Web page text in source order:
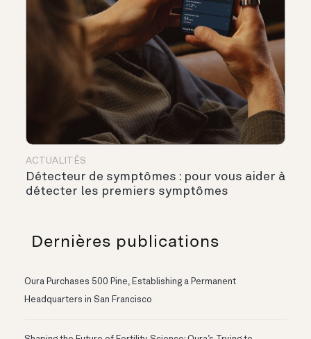
ACTUALITÉS
Détecteur de symptômes : pour vous aider à
détecter les premiers symptômes
Dernières publications
Oura Purchases 500 Pine, Establishing a Permanent
Headquarters in San Francisco